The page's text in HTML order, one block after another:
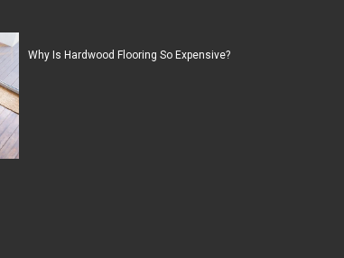
Why Is Hardwood Flooring So Expensive?